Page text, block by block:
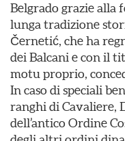
Belgrado grazie alla
lunga tradizione
Černetić, che ha
dei Balcani e con il
motu proprio,
In caso di speciali
ranghi di Cavaliere,
dell’antico Ordine